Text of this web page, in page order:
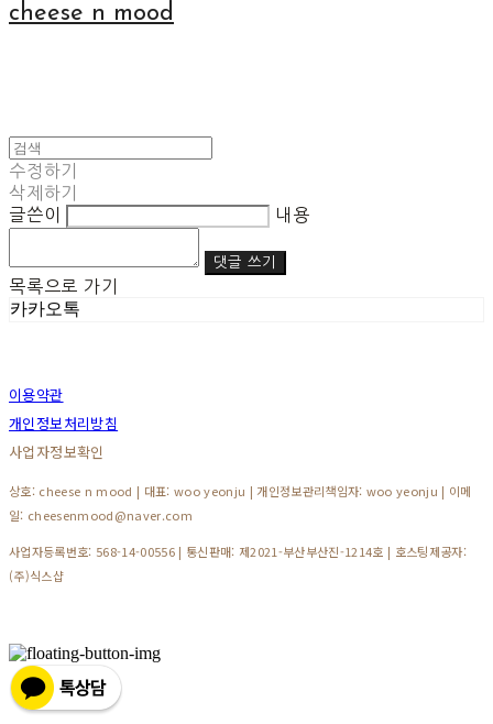
cheese n mood
수정하기
삭제하기
글쓴이
내용
댓글 쓰기
목록으로 가기
카카오톡
이용약관
개인정보처리방침
사업자정보확인
상호: cheese n mood | 대표: woo yeonju | 개인정보관리책임자: woo yeonju | 이메
일: cheesenmood@naver.com
사업자등록번호: 568-14-00556| 통신판매: 제2021-부산부산진-1214호 | 호스팅제공자:
(주)식스샵